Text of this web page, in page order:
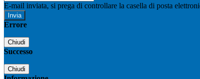
E-mail inviata, si prega di controllare la casella di posta
Errore
Chiudi
Successo
Chiudi